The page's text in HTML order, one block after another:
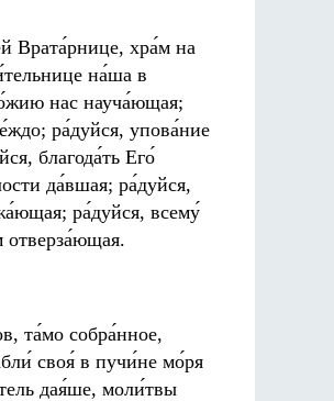
Врата́рнице, хра́м на
на́ша в
нас науча́ющая;
ра́дуйся, упова́ние
благода́ть Его́
да́вшая; ра́дуйся,
ра́дуйся, всему́
отверза́ющая.
та́мо собра́нное,
своя́ в пучи́не мо́ря
дая́ше, моли́твы